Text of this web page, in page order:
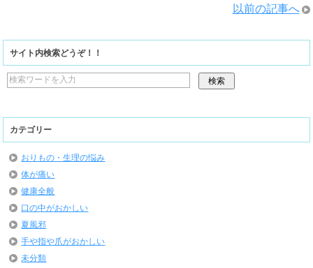
以前の記事へ
サイト内検索どうぞ！！
カテゴリー
おりもの・生理の悩み
体が痛い
健康全般
口の中がおかしい
夏風邪
手や指や爪がおかしい
未分類